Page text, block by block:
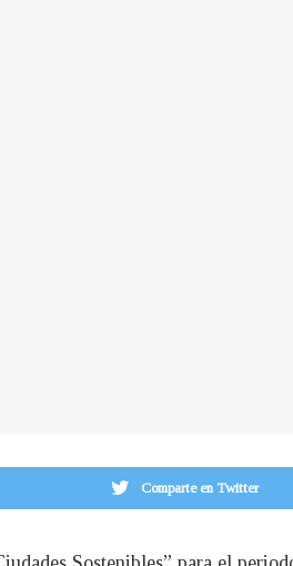
Comparte en Twitter